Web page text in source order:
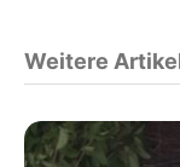
Weitere